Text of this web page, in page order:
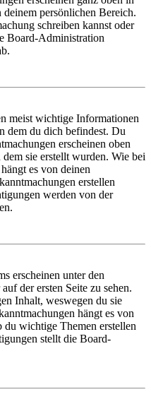
persönlichen Bereich.
schreiben kannst oder
Board-Administration
meist wichtige Informationen
dem du dich befindest. Du
erscheinen oben
sie erstellt wurden. Wie bei
es von deinen
erstellen
werden von der
erscheinen unter den
der ersten Seite zu sehen.
Inhalt, weswegen du sie
hängt es von
du wichtige Themen erstellen
stellt die Board-